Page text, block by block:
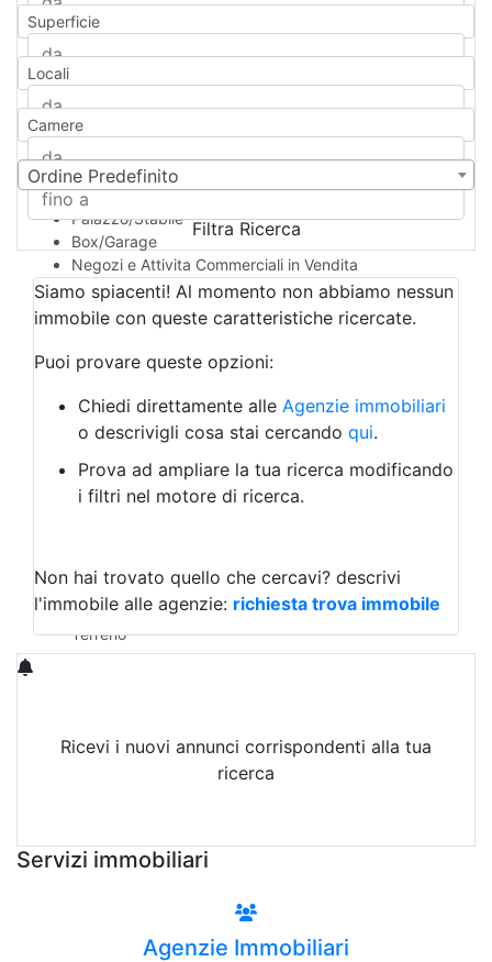
Casa indipendente
Casa Semi-indipendente
Attico/Mansarda
Rustico/Casale
Camera d'Albergo
Multiproprietà
Palazzo/Stabile
Box/Garage
Negozi e Attivita Commerciali in Vendita
Qualsiasi
Attività/Licenza Commerciale
Azienda Agricola
Bar/Ristorante
Albergo
Laboratorio Artigianale
Negozio/locale commerciale
Agriturismo
Magazzini
Qualsiasi
Terreno edificabile
Terreno
Superficie
Locali
Camere
Ordine Predefinito
Filtra Ricerca
Siamo spiacenti! Al momento non abbiamo nessun
immobile con queste caratteristiche ricercate.
Puoi provare queste opzioni:
Chiedi direttamente alle Agenzie immobiliari
o descrivigli cosa stai cercando qui.
Prova ad ampliare la tua ricerca modificando
i filtri nel motore di ricerca.
Non hai trovato quello che cercavi? descrivi
l'immobile alle agenzie: richiesta trova immobile
Ricevi i nuovi annunci corrispondenti alla tua
ricerca
Servizi immobiliari
Agenzie Immobiliari